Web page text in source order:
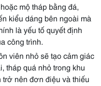
mộ tháp bằng đá,
kiểu dáng bên ngoài mà
là yếu tố quyết định
công trình.
viên nhỏ sẽ tạo cảm giác
tháp quá nhỏ trong khu
nên đơn điệu và thiếu